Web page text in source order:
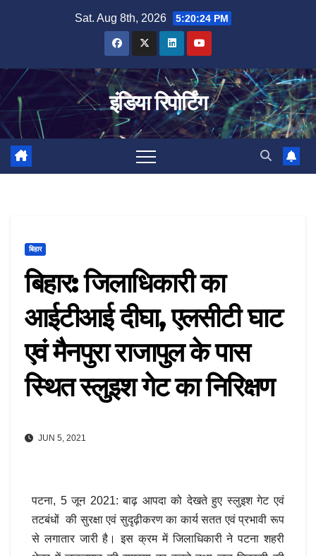
Sat. Aug 8th, 2026 5:20:25 PM
इंडिया रिपोर्टिंग
बिहार
बिहार: जिलाधिकारी का
आईटीआई दीघा, एलसीटी घाट
एवं मैनपुरा राजापुल के पास
स्थित स्लुइश गेट का निरिक्षण
JUN 5, 2021
पटना, 5 जून 2021: बाढ़ आपदा को देखते हुए स्लुइश गेट एवं
तटबंधों की सुरक्षा एवं सुदृढ़ीकरण का कार्य सतत एवं प्रभावी रूप
से लगातार जारी है। इस क्रम में जिलाधिकारी ने पटना शहरी